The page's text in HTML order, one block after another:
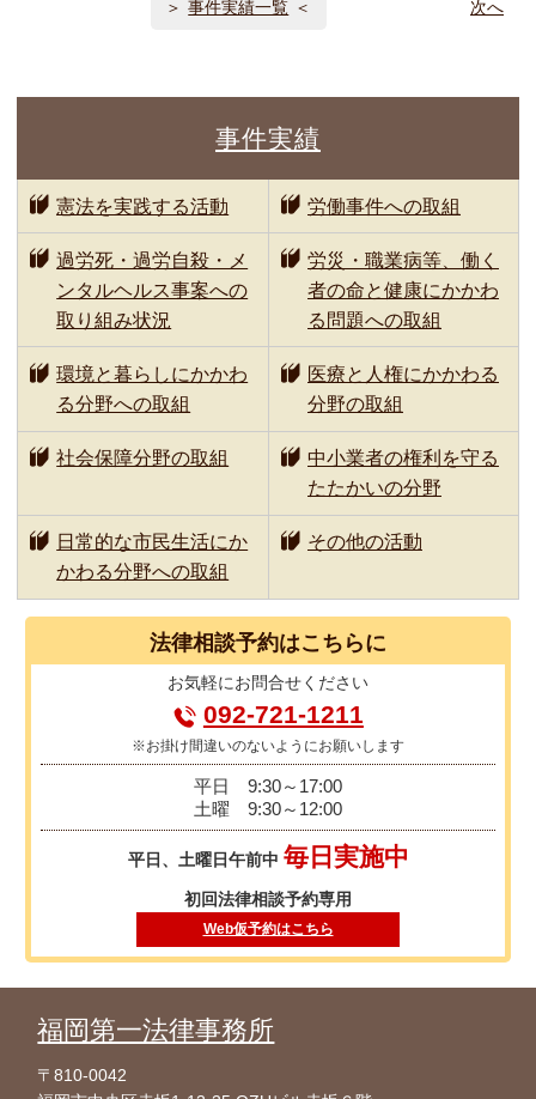
事件実績一覧 次へ
事件実績
憲法を実践する活動 労働事件への取組
過労死・過労自殺・メ
ンタルヘルス事案への
取り組み状況
労災・職業病等、働く
者の命と健康にかかわ
る問題への取組
環境と暮らしにかかわ
る分野への取組
医療と人権にかかわる
分野の取組
社会保障分野の取組
中小業者の権利を守る
たたかいの分野
日常的な市民生活にか
かわる分野への取組
その他の活動
法律相談予約はこちらに
お気軽にお問合せください
092-721-1211
※お掛け間違いのないようにお願いします
平日
9:30～17:00
土曜
9:30～12:00
平日、土曜日午前中 毎日実施中
初回法律相談予約専用
Web仮予約はこちら
福岡第一法律事務所
〒810-0042